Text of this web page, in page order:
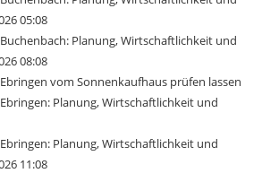
05:08
Planung, Wirtschaftlichkeit und
08:08
vom Sonnenkaufhaus prüfen lassen
Planung, Wirtschaftlichkeit und
Planung, Wirtschaftlichkeit und
11:08